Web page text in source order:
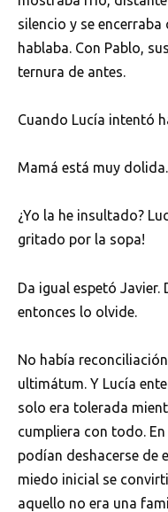
silencio y se
hablaba. Con Pablo,
ternura de antes.
Cuando Lucía intentó
Mamá está muy
¿Yo la he insultado?
gritado por la sopa!
Da igual espetó Javier.
entonces lo olvide.
No había
ultimátum. Y Lucía
solo era tolerada
cumpliera con todo.
podían deshacerse de
miedo inicial se
aquello no era una